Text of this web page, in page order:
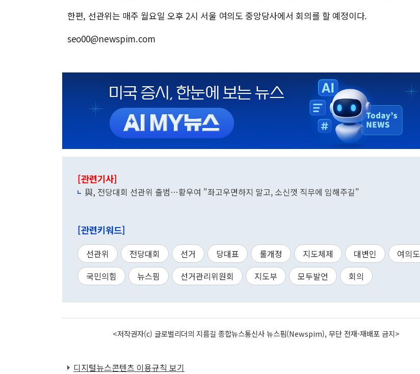
한편, 선관위는 매주 월요일 오후 2시 서울 여의도 중앙당사에서 회의를 할 예정이다.
seo00@newspim.com
[관련기사]
與, 전당대회 선관위 출범…황우여 "좌고우면하지 말고, 소신껏 직무에 임해주길"
[관련키워드]
선관위 전당대회 선거 당대표 룰개정 지도체제 대변인
여의도
국민의힘
뉴스핌 선거관리위원회 지도부 모두발언 회의
<저작권자(c) 글로벌리더의 지름길 종합뉴스통신사 뉴스핌(Newspim), 무단 전재-재배포 금지>
디지털뉴스콘텐츠 이용규칙 보기